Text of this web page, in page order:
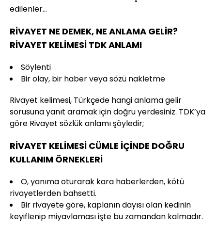
edilenler...
RİVAYET NE DEMEK, NE ANLAMA GELİR?
RİVAYET KELİMESİ TDK ANLAMI
Söylenti
Bir olay, bir haber veya sözü nakletme
Rivayet kelimesi, Türkçede hangi anlama gelir
sorusuna yanıt aramak için doğru yerdesiniz. TDK’ya
göre Rivayet sözlük anlamı şöyledir;
RİVAYET KELİMESİ CÜMLE İÇİNDE DOĞRU
KULLANIM ÖRNEKLERİ
O, yanıma oturarak kara haberlerden, kötü
rivayetlerden bahsetti.
Bir rivayete göre, kaplanın dayısı olan kedinin
keyiflenip miyavlaması işte bu zamandan kalmadır.